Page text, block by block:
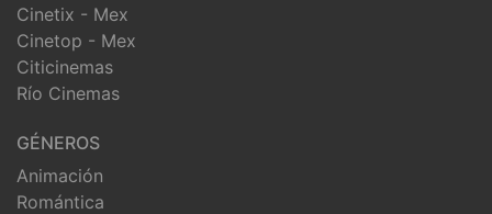
Cinetix - Mex
Cinetop - Mex
Citicinemas
Río Cinemas
GÉNEROS
Animación
Romántica